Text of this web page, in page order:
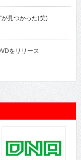
見つかった(笑)
をリリース